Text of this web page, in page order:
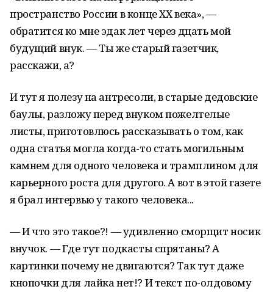
пространство России в конце XX века», —
обратится ко мне эдак лет через дцать мой
будущий внук. — Ты же старый газетчик,
расскажи, а?
И тут я полезу на антресоли, в старые дедовские
баулы, разложу перед внуком пожелтелые
листы, приготовлюсь рассказывать о том, как
одна статья могла когда-то стать могильным
камнем для одного человека и трамплином для
карьерного роста для другого. А вот в этой газете
я брал интервью у такого человека...
— И что это такое?! — удивленно сморщит носик
внучок. — Где тут подкасты спрятаны? А
картинки почему не двигаются? Так тут даже
кнопочки для лайка нет!? И текст по-олдовому